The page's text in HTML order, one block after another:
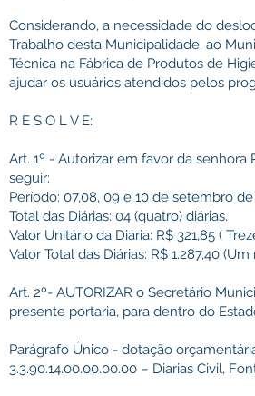
Considerando, a necessidade do
Trabalho desta Municipalidade, ao
Técnica na Fábrica de Produtos de
ajudar os usuários atendidos pelos
R E S O L V E:
Art. 1º - Autorizar em favor da senhora
seguir:
Período: 07,08, 09 e 10 de setembro de
Total das Diárias: 04 (quatro) diárias.
Valor Unitário da Diária: R$ 321,85 (
Valor Total das Diárias: R$ 1.287,40
Art. 2º- AUTORIZAR o Secretário
presente portaria, para dentro do
Parágrafo Único - dotação
3.3.90.14.00.00.00.00 – Diarias Civil,